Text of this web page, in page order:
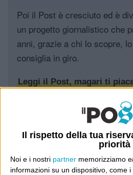
Il rispetto della tua
priorità
Noi e i nostri partner memorizziamo
informazioni su un dispositivo, come
Poi il Post è cresciuto ed è
un progetto giornalistico che
anni, grazie a chi lo scopre,
consiglia in giro.
Leggi il Post, magari ti
Wittgenstein